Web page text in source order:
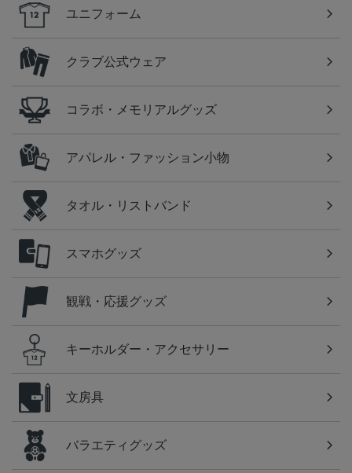
ユニフォーム
クラブ公式ウェア
コラボ・メモリアルグッズ
アパレル・ファッション小物
タオル・リストバンド
スマホグッズ
観戦・応援グッズ
キーホルダー・アクセサリー
文房具
バラエティグッズ